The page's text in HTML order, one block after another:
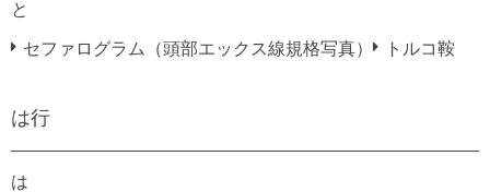
と
セファログラム（頭部エックス線規格写真） トルコ鞍
は行
は